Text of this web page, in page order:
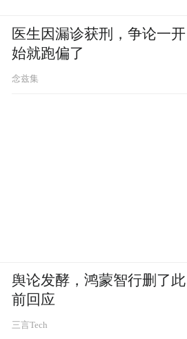
医生因漏诊获刑，争论一开
始就跑偏了
念兹集
舆论发酵，鸿蒙智行删了此
前回应
三言Tech